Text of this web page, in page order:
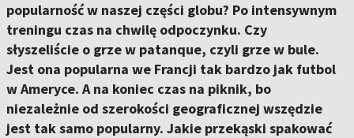
popularność w naszej części globu? Po intensywnym
treningu czas na chwilę odpoczynku. Czy
słyszeliście o grze w patanque, czyli grze w bule.
Jest ona popularna we Francji tak bardzo jak futbol
w Ameryce. A na koniec czas na piknik, bo
niezależnie od szerokości geograficznej wszędzie
jest tak samo popularny. Jakie przekąski spakować